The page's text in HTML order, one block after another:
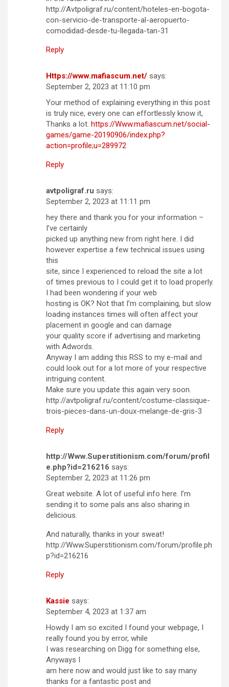
http://Avtpoligraf.ru/content/hoteles-en-bogota-
con-servicio-de-transporte-al-aeropuerto-
comodidad-desde-tu-llegada-tan-31
Reply
Https://www.mafiascum.net/ says:
September 2, 2023 at 11:10 pm
Your method of explaining everything in this post
is truly nice, every one can effortlessly know it,
Thanks a lot. https://Www.mafiascum.net/social-
games/game-20190906/index.php?
action=profile;u=289972
Reply
avtpoligraf.ru says:
September 2, 2023 at 11:11 pm
hey there and thank you for your information –
I’ve certainly
picked up anything new from right here. I did
however expertise a few technical issues using
this
site, since I experienced to reload the site a lot
of times previous to I could get it to load properly.
I had been wondering if your web
hosting is OK? Not that I’m complaining, but slow
loading instances times will often affect your
placement in google and can damage
your quality score if advertising and marketing
with Adwords.
Anyway I am adding this RSS to my e-mail and
could look out for a lot more of your respective
intriguing content.
Make sure you update this again very soon.
http://avtpoligraf.ru/content/costume-classique-
trois-pieces-dans-un-doux-melange-de-gris-3
Reply
http://Www.Superstitionism.com/forum/profil
e.php?id=216216 says:
September 2, 2023 at 11:26 pm
Great website. A lot of useful info here. I’m
sending it to some pals ans also sharing in
delicious.
And naturally, thanks in your sweat!
http://Www.Superstitionism.com/forum/profile.ph
p?id=216216
Reply
Kassie says:
September 4, 2023 at 1:37 am
Howdy I am so excited I found your webpage, I
really found you by error, while
I was researching on Digg for something else,
Anyways I
am here now and would just like to say many
thanks for a fantastic post and